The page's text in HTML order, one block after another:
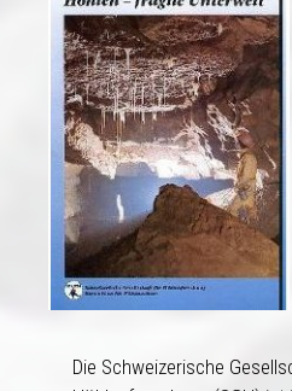
Die Schweizerische